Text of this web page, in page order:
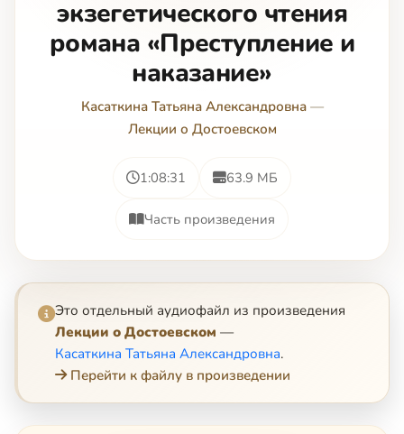
экзегетического чтения
романа «Преступление и
наказание»
Касаткина Татьяна Александровна—
Лекции о Достоевском
1:08:31 63.9 МБ
Часть произведения
Это отдельный аудиофайл из произведения
Лекции о Достоевском —
Касаткина Татьяна Александровна.
Перейти к файлу в произведении